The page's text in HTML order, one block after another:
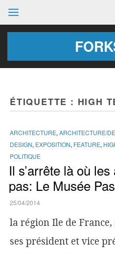
ÉTIQUETTE : HIGH
ARCHITECTURE, ARCHITECTURE/
DESIGN, EXPOSITION, FEATURE,
POLITIQUE
Il s’arrête là où
pas: Le Musée
25/04/2014
la région Ile de France,
ses président et vice